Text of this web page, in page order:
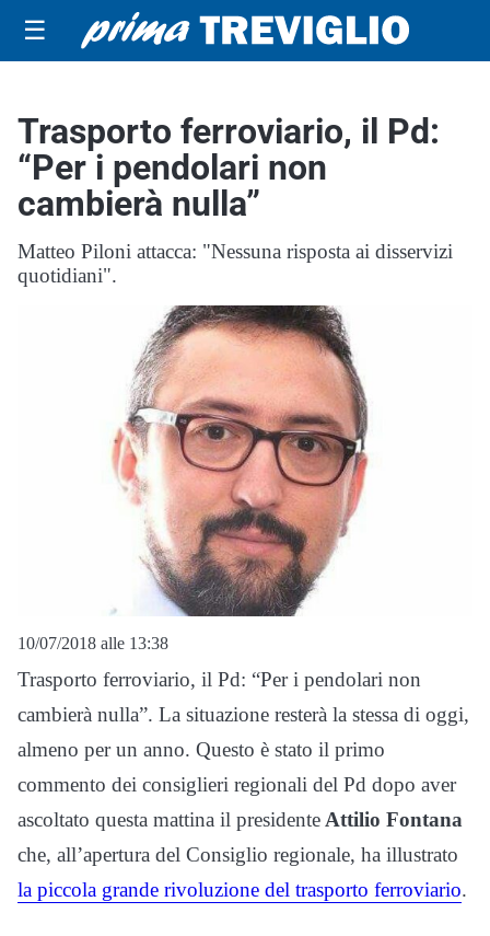
☰
Trasporto ferroviario, il Pd:
“Per i pendolari non
cambierà nulla”
Matteo Piloni attacca: "Nessuna risposta ai disservizi
quotidiani".
10/07/2018 alle 13:38
Trasporto ferroviario, il Pd: “Per i pendolari non
cambierà nulla”. La situazione resterà la stessa di oggi,
almeno per un anno. Questo è stato il primo
commento dei consiglieri regionali del Pd dopo aver
ascoltato questa mattina il presidente Attilio Fontana
che, all’apertura del Consiglio regionale, ha illustrato
la piccola grande rivoluzione del trasporto ferroviario.